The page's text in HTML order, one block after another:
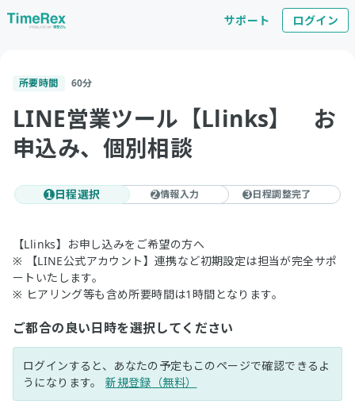
サポート ログイン
所要時間 60分
LINE営業ツール【Llinks】 お
申込み、個別相談
1 日程選択 2情報入力 3 日程調整完了
【Llinks】お申し込みをご希望の方へ
※ 【LINE公式アカウント】連携など初期設定は担当が完全サポ
ートいたします。
※ ヒアリング等も含め所要時間は1時間となります。
ご都合の良い日時を選択してください
ログインすると、あなたの予定もこのページで確認できるよ
うになります。新規登録（無料）